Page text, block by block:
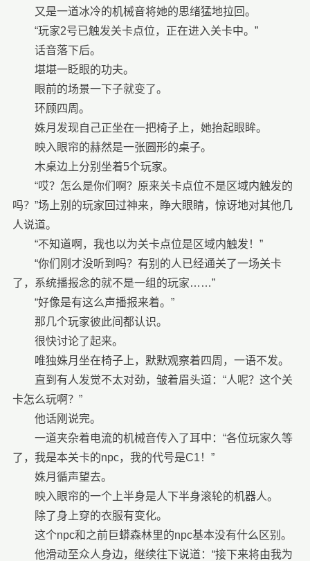
又是一道冰冷的机械音将她的思绪猛地拉回。
“玩家2号已触发关卡点位，正在进入关卡中。”
话音落下后。
堪堪一眨眼的功夫。
眼前的场景一下子就变了。
环顾四周。
姝月发现自己正坐在一把椅子上，她抬起眼眸。
映入眼帘的赫然是一张圆形的桌子。
木桌边上分别坐着5个玩家。
“哎？怎么是你们啊？原来关卡点位不是区域内触发的
吗？”场上别的玩家回过神来，睁大眼睛，惊讶地对其他几
人说道。
“不知道啊，我也以为关卡点位是区域内触发！”
“你们刚才没听到吗？有别的人已经通关了一场关卡
了，系统播报念的就不是一组的玩家……”
“好像是有这么声播报来着。”
那几个玩家彼此间都认识。
很快讨论了起来。
唯独姝月坐在椅子上，默默观察着四周，一语不发。
直到有人发觉不太对劲，皱着眉头道：“人呢？这个关
卡怎么玩啊？”
他话刚说完。
一道夹杂着电流的机械音传入了耳中：“各位玩家久等
了，我是本关卡的npc，我的代号是C1！”
姝月循声望去。
映入眼帘的一个上半身是人下半身滚轮的机器人。
除了身上穿的衣服有变化。
这个npc和之前巨蟒森林里的npc基本没有什么区别。
他滑动至众人身边，继续往下说道：“接下来将由我为